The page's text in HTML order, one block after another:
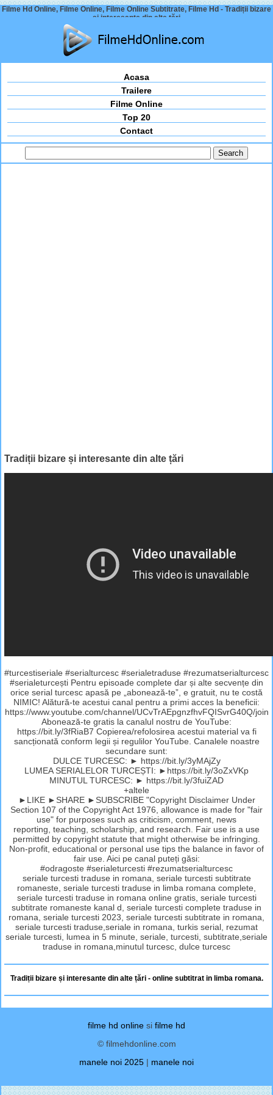
Filme Hd Online, Filme Online, Filme Online Subtitrate, Filme Hd - Tradiții bizare
și interesante din alte țări
Acasa
Trailere
Filme Online
Top 20
Contact
Tradiții bizare și interesante din alte țări
#turcestiseriale #serialturcesc #serialetraduse #rezumatserialturcesc
#serialeturcești Pentru episoade complete dar și alte secvențe din
orice serial turcesc apasă pe „abonează-te”, e gratuit, nu te costă
NIMIC! Alătură-te acestui canal pentru a primi acces la beneficii:
https://www.youtube.com/channel/UCvTrAEpgnzfhvFQISvrG40Q/join
Abonează-te gratis la canalul nostru de YouTube:
https://bit.ly/3fRiaB7 Copierea/refolosirea acestui material va fi
sancționată conform legii și regulilor YouTube. Canalele noastre
secundare sunt:
DULCE TURCESC: ► https://bit.ly/3yMAjZy
LUMEA SERIALELOR TURCEȘTI: ►https://bit.ly/3oZxVKp
MINUTUL TURCESC: ► https://bit.ly/3fuiZAD
+altele
►LIKE ►SHARE ►SUBSCRIBE "Copyright Disclaimer Under
Section 107 of the Copyright Act 1976, allowance is made for "fair
use" for purposes such as criticism, comment, news
reporting, teaching, scholarship, and research. Fair use is a use
permitted by copyright statute that might otherwise be infringing.
Non-profit, educational or personal use tips the balance in favor of
fair use. Aici pe canal puteți găsi:
#odragoste #serialeturcesti #rezumatserialturcesc
seriale turcesti traduse in romana, seriale turcesti subtitrate
romaneste, seriale turcesti traduse in limba romana complete,
seriale turcesti traduse in romana online gratis, seriale turcesti
subtitrate romaneste kanal d, seriale turcesti complete traduse in
romana, seriale turcesti 2023, seriale turcesti subtitrate in romana,
seriale turcesti traduse,seriale in romana, turkis serial, rezumat
seriale turcesti, lumea in 5 minute, seriale, turcesti, subtitrate,seriale
traduse in romana,minutul turcesc, dulce turcesc
Tradiții bizare și interesante din alte țări - online subtitrat in limba romana.
filme hd online si filme hd
© filmehdonline.com
manele noi 2025 | manele noi